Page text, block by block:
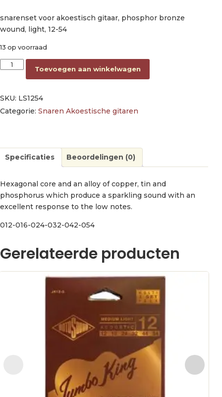
snarenset voor akoestisch gitaar, phosphor bronze
wound, light, 12-54
13 op voorraad
string set acoustic phosphor bronze wound, light, 012-016-
Toevoegen aan winkelwagen
SKU: LS1254
Categorie: Snaren Akoestische gitaren
Specificaties Beoordelingen (0)
Hexagonal core and an alloy of copper, tin and
phosphorus which produce a sparkling sound with an
excellent response to the low notes.
012-016-024-032-042-054
Gerelateerde producten